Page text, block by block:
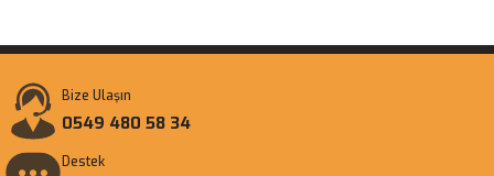
Bize Ulaşın
0549 480 58 34
Destek